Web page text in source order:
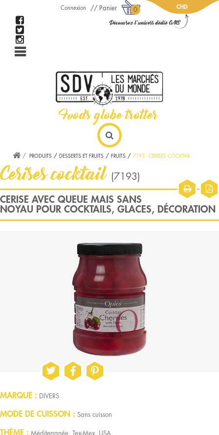
CHD
Panier 0
Connexion
PRODUITS DESSERTS ET FRUITS FRUITS 7193 - CERISES COCKTAIL
Cerises cocktail (7193)
CERISE AVEC QUEUE MAIS SANS
NOYAU POUR COCKTAILS, GLACES, DÉCORATION
MARQUE DIVERS
MODE DE CUISSON Sans cuisson
THÈME Méditerranée, Tex-Mex, USA